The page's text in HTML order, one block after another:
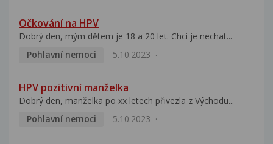
Očkování na HPV
Dobrý den, mým dětem je 18 a 20 let. Chci je nechat...
Pohlavní nemoci
5.10.2023
HPV pozitivní manželka
Dobrý den, manželka po xx letech přivezla z Východu...
Pohlavní nemoci
5.10.2023